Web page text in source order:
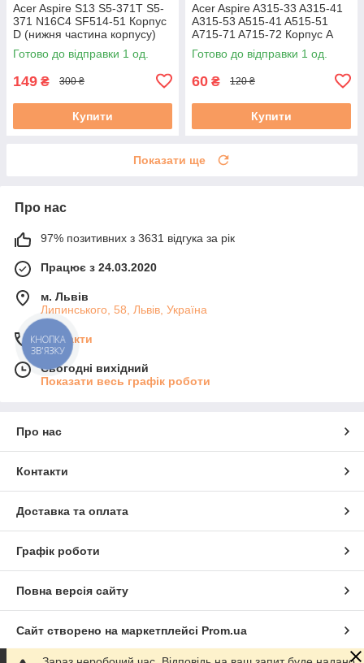
Acer Aspire S13 S5-371T S5-
371 N16C4 SF514-51 Корпус
D (нижня частина корпусу)
AM1JL000J00 AM1JL000600
бу #
Готово до відправки 1 од.
149 ₴ 300 ₴
Купити
Acer Aspire A315-33 A315-41
A315-53 A515-41 A515-51
A715-71 A715-72 Корпус A
(кришка матриці)
(AP28Z000100) бу
Готово до відправки 1 од.
60 ₴ 120 ₴
Купити
Показати ще
Про нас
97% позитивних з 3631 відгука за рік
Працює з 24.03.2020
м. Львів
Липинського, 58, Львів, Україна
Контакти
Сьогодні вихідний
Показати весь графік роботи
Про нас
Контакти
Доставка та оплата
Графік роботи
Повна версія сайту
Сайт створено на маркетплейсі Prom.ua
КНОПКА
ЗВ'ЯЗКУ